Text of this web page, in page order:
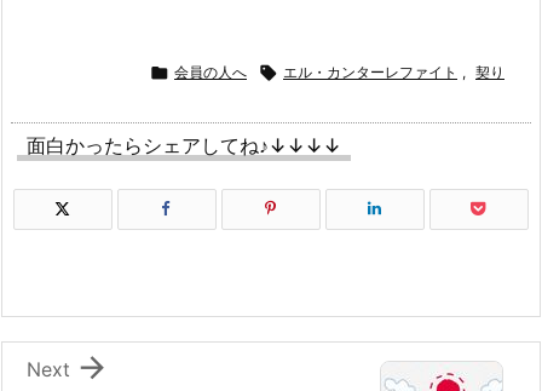
 会員の人へ  エル・カンターレファイト , 契り
面白かったらシェアしてね♪↓↓↓↓

Next